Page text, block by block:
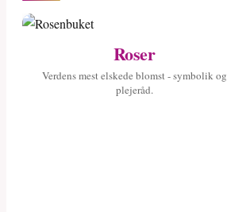
Roser
Verdens mest elskede blomst - symbolik og
plejeråd.